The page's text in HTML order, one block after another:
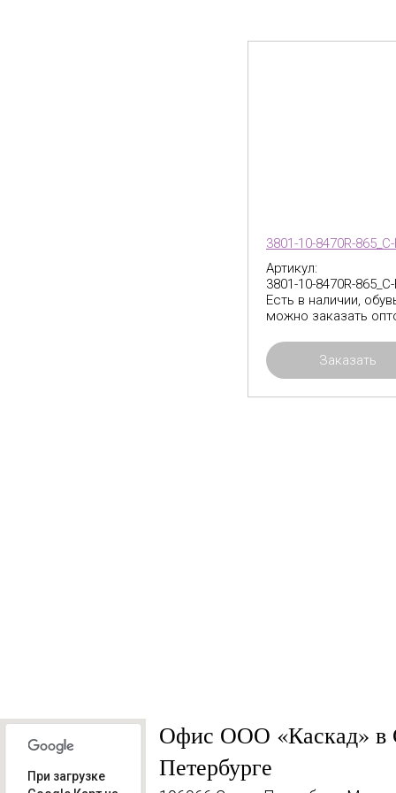
3801-10-8470R-
Артикул:
3801-10-8470R-
Есть в наличии,
можно заказать
Заказать
При загрузке
Офис ООО «Каскад» в
Петербурге